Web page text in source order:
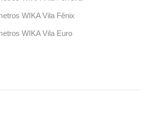
WIKA Vila Fênix
WIKA Vila Euro